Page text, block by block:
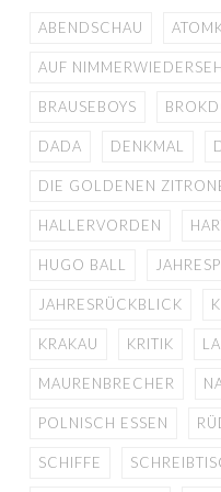
ABENDSCHAU
AUF
BRAUSEBOYS
DADA DENKMAL
DIE GOLDENEN
HALLERVORDEN
HUGO BALL
JAHRESRÜCKBLICK
KRAKAU KRITIK
MAURENBRECHER
POLNISCH ESSEN
SCHIFFE